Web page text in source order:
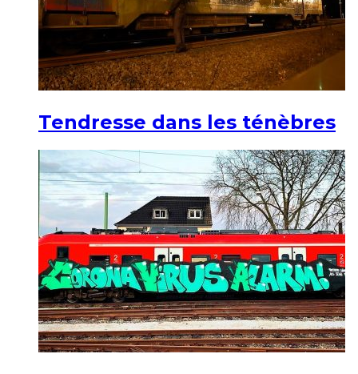
Tendresse dans les ténèbres